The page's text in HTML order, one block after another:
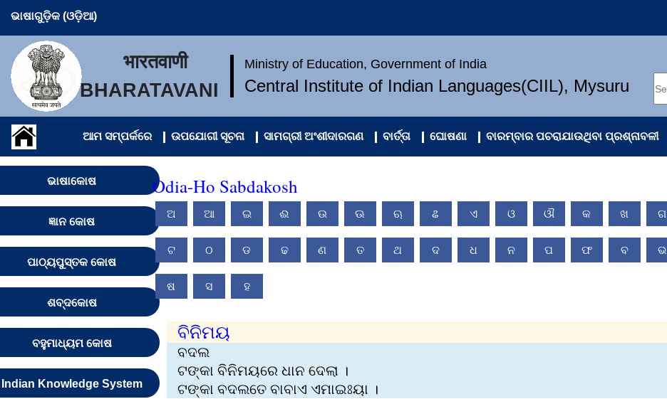
ଭାଷାଗୁଡ଼ିକ (ଓଡ଼ିଆ)
भारतवाणी
BHARATAVANI
Ministry of Education, Government of India
Central Institute of Indian Languages(CIIL), Mysuru
ଆମ ସମ୍ପର୍କରେ ଉପଯୋଗୀ ସୂଚନା ସାମଗ୍ରୀ ଅଂଶୀଦାରଗଣ ବାର୍ତ୍ତା ଘୋଷଣା ବାରମ୍ବାର ପଚରାଯାଉଥିବା ପ୍ରଶ୍ନାବଳୀ
ଭାଷାକୋଷ
ଜ୍ଞାନ କୋଷ
ପାଠ୍ୟପୁସ୍ତକ କୋଷ
ଶବ୍ଦକୋଷ
ବହୁମାଧ୍ୟମ କୋଷ
Indian Knowledge System
Odia-Ho Sabdakosh
ଅ ଆ ଇ ଈ ଉ ଊ ଋ ଌ ଏ ଓ ଔ କ ଖ ଗ
ଟ ଠ ଡ ଢ ଣ ତ ଥ ଦ ଧ ନ ପ ଫ ବ ଭ
ଷ ସ ହ
ବିନିମୟ
ବଦଲ
ଟଙ୍କା ବିନିମୟରେ ଧାନ ଦେଲା ।
ଟଙ୍କା ବଦଲତେ ବାବାଏ ଏମାଇଃୟା ।